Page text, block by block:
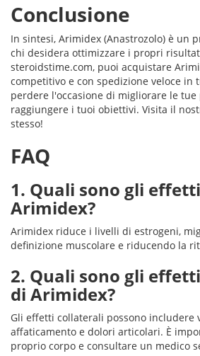
Conclusione
In sintesi, Arimidex (Anastrozolo) è un
chi desidera ottimizzare i propri
steroidstime.com, puoi acquistare
competitivo e con spedizione veloce in
perdere l'occasione di migliorare le tue
raggiungere i tuoi obiettivi. Visita il
stesso!
FAQ
1. Quali sono gli
Arimidex?
Arimidex riduce i livelli di estrogeni,
definizione muscolare e riducendo la
2. Quali sono gli
di Arimidex?
Gli effetti collaterali possono includere
affaticamento e dolori articolari. È
proprio corpo e consultare un medico